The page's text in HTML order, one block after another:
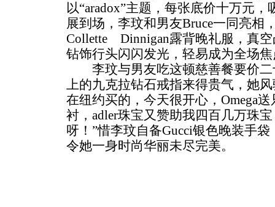
以“aradox”主题，每张底价十万元
展到场，李玟和男友Bruce一同亮相
Collette Dinnigan露背晚礼服，真
钻饰行头闪闪发光，轻易成为全场
李玟与男友吃这顿慈善餐要价二
上的九克拉钻石戒指来得贵气，她
在纽约买的，今天很开心，Omega
衬，adler珠宝又赞助我四百几万珠
呀！”惜李玟自备Gucci银色晚装手
令她一身时尚华丽未尽完美。